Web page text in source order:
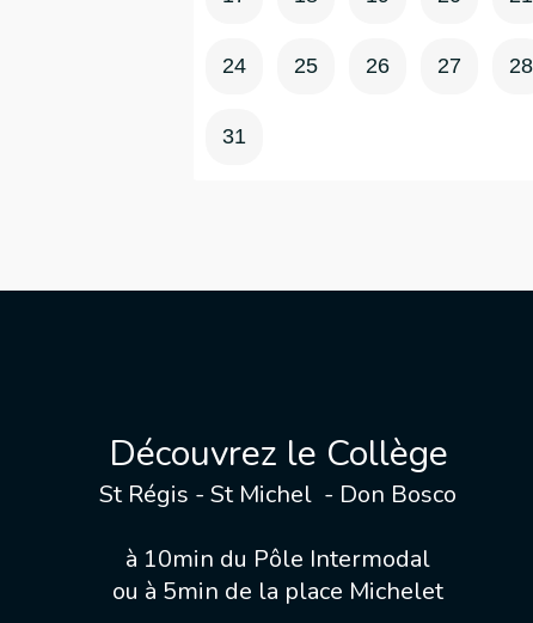
24 25 26 27 28
31
Découvrez le Collège
St Régis - St Michel - Don Bosco
à 10min du Pôle Intermodal
ou à 5min de la place Michelet